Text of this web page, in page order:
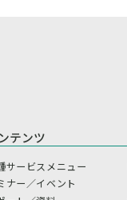
テンツ
サービスメニュー
ナー／イベント